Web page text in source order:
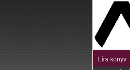
Líra könyv